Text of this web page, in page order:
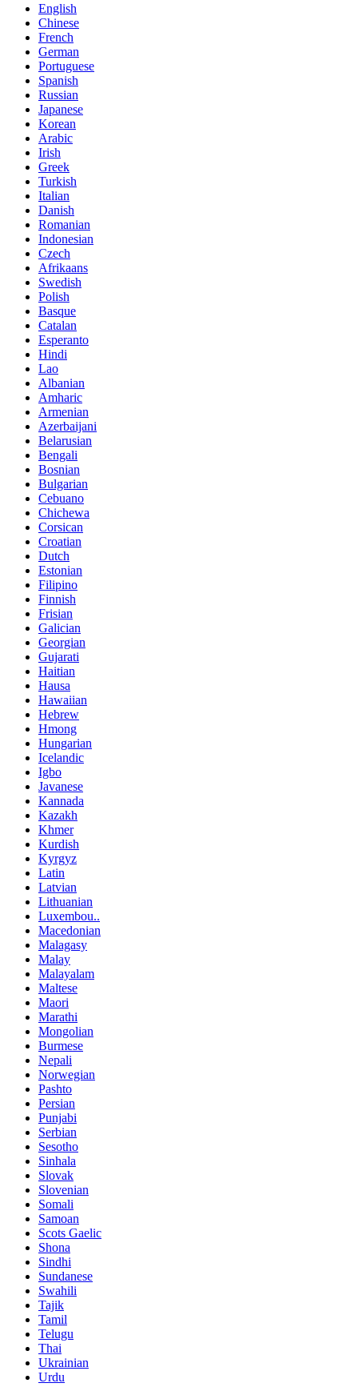
English
Chinese
French
German
Portuguese
Spanish
Russian
Japanese
Korean
Arabic
Irish
Greek
Turkish
Italian
Danish
Romanian
Indonesian
Czech
Afrikaans
Swedish
Polish
Basque
Catalan
Esperanto
Hindi
Lao
Albanian
Amharic
Armenian
Azerbaijani
Belarusian
Bengali
Bosnian
Bulgarian
Cebuano
Chichewa
Corsican
Croatian
Dutch
Estonian
Filipino
Finnish
Frisian
Galician
Georgian
Gujarati
Haitian
Hausa
Hawaiian
Hebrew
Hmong
Hungarian
Icelandic
Igbo
Javanese
Kannada
Kazakh
Khmer
Kurdish
Kyrgyz
Latin
Latvian
Lithuanian
Luxembou..
Macedonian
Malagasy
Malay
Malayalam
Maltese
Maori
Marathi
Mongolian
Burmese
Nepali
Norwegian
Pashto
Persian
Punjabi
Serbian
Sesotho
Sinhala
Slovak
Slovenian
Somali
Samoan
Scots Gaelic
Shona
Sindhi
Sundanese
Swahili
Tajik
Tamil
Telugu
Thai
Ukrainian
Urdu